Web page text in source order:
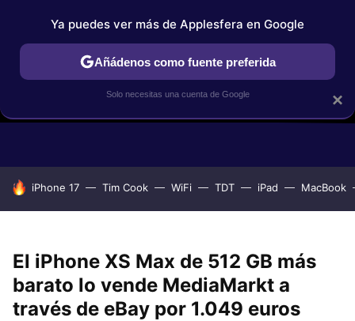
GUÍAS DE COMPRA COMPARATIVAS APPLE VS OTROS
HOY SE HABLA DE
iPhone 17 Tim Cook WiFi TDT iPad MacBook
El iPhone XS Max de 512 GB más
barato lo vende MediaMarkt a
través de eBay por 1.049 euros
×
Ya puedes ver más de Applesfera en Google
Añádenos como fuente preferida
Solo necesitas una cuenta de Google